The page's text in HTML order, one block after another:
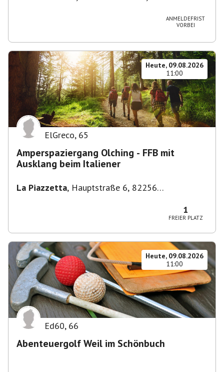
ANMELDEFRIST
VORBEI
Heute, 09.08.2026
11:00
ElGreco, 65
Amperspaziergang Olching - FFB mit
Ausklang beim Italiener
La Piazzetta, Hauptstraße 6, 82256
1
FREIER PLATZ
Heute, 09.08.2026
11:00
Ed60, 66
Abenteuergolf Weil im Schönbuch